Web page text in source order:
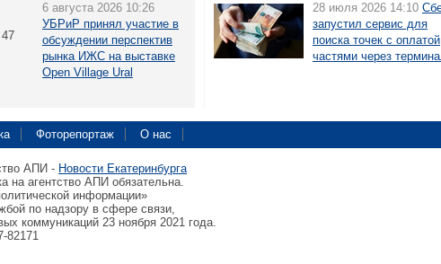
6 августа 2026 10:26
УБРиР принял участие в
обсуждении перспектив
рынка ИЖС на выставке
Open Village Ural
28 июля 2026 14:10
запустил сервис для
поиска точек с оплатой
частями через
Фоторепортаж О нас
АПИ - Новости Екатеринбурга
на агентство АПИ обязательна.
информации»
по надзору в сфере связи,
коммуникаций 23 ноября 2021 года.
82171